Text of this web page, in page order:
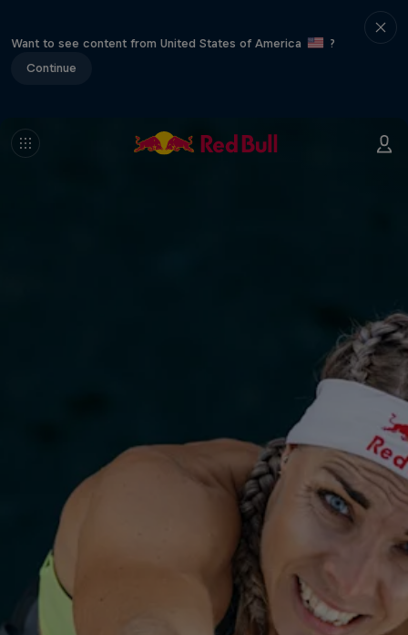
Want to see content from United States of America
?
Continue